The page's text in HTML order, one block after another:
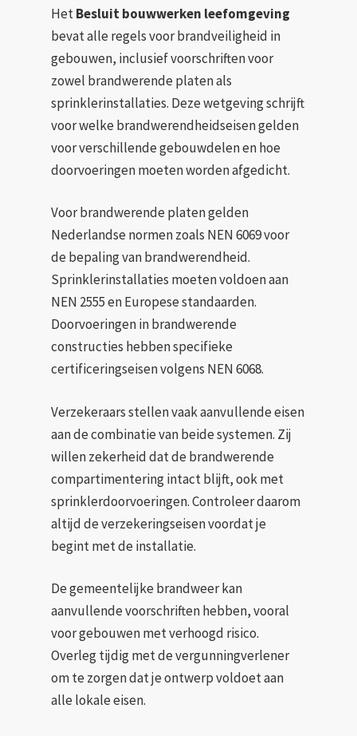
HetBesluit bouwwerken leefomgeving
bevat alle regels voor brandveiligheid in
gebouwen, inclusief voorschriften voor
zowel brandwerende platen als
sprinklerinstallaties. Deze wetgeving schrijft
voor welke brandwerendheidseisen gelden
voor verschillende gebouwdelen en hoe
doorvoeringen moeten worden afgedicht.
Voor brandwerende platen gelden
Nederlandse normen zoals NEN 6069 voor
de bepaling van brandwerendheid.
Sprinklerinstallaties moeten voldoen aan
NEN 2555 en Europese standaarden.
Doorvoeringen in brandwerende
constructies hebben specifieke
certificeringseisen volgens NEN 6068.
Verzekeraars stellen vaak aanvullende eisen
aan de combinatie van beide systemen. Zij
willen zekerheid dat de brandwerende
compartimentering intact blijft, ook met
sprinklerdoorvoeringen. Controleer daarom
altijd de verzekeringseisen voordat je
begint met de installatie.
De gemeentelijke brandweer kan
aanvullende voorschriften hebben, vooral
voor gebouwen met verhoogd risico.
Overleg tijdig met de vergunningverlener
om te zorgen dat je ontwerp voldoet aan
alle lokale eisen.